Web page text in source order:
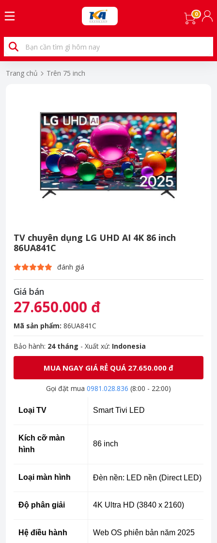
0
Trang chủ Trên 75 inch
TV chuyên dụng LG UHD AI 4K 86 inch
86UA841C
đánh giá
Giá bán
27.650.000 đ
Mã sản phẩm: 86UA841C
Bảo hành: 24 tháng - Xuất xứ: Indonesia
MUA NGAY GIÁ RẺ QUÁ 27.650.000 đ
Gọi đặt mua 0981.028.836 (8:00 - 22:00)
Loại TV Smart Tivi LED
Kích cỡ màn
hình
86 inch
Loại màn hình Đèn nền: LED nền (Direct LED)
Độ phân giải 4K Ultra HD (3840 x 2160)
Hệ điều hành Web OS phiên bản năm 2025